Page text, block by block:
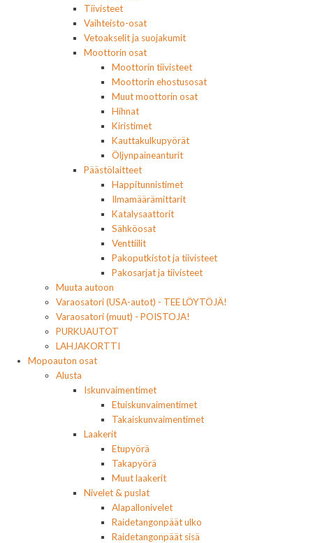
Tiivisteet
Vaihteisto-osat
Vetoakselit ja suojakumit
Moottorin osat
Moottorin tiivisteet
Moottorin ehostusosat
Muut moottorin osat
Hihnat
Kiristimet
Kauttakulkupyörät
Öljynpaineanturit
Päästölaitteet
Happitunnistimet
Ilmamäärämittarit
Katalysaattorit
Sähköosat
Venttiilit
Pakoputkistot ja tiivisteet
Pakosarjat ja tiivisteet
Muuta autoon
Varaosatori (USA-autot) - TEE LÖYTÖJÄ!
Varaosatori (muut) - POISTOJA!
PURKUAUTOT
LAHJAKORTTI
Mopoauton osat
Alusta
Iskunvaimentimet
Etuiskunvaimentimet
Takaiskunvaimentimet
Laakerit
Etupyörä
Takapyörä
Muut laakerit
Nivelet & puslat
Alapallonivelet
Raidetangonpäät ulko
Raidetangonpäät sisä